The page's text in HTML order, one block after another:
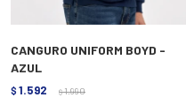
CANGURO UNIFORM BOYD -
AZUL
$ 1.592 $ 1.990